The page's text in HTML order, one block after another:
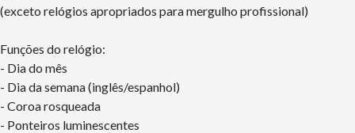
(exceto relógios apropriados para mergulho profissional)
Funções do relógio:
- Dia do mês
- Dia da semana (inglês/espanhol)
- Coroa rosqueada
- Ponteiros luminescentes